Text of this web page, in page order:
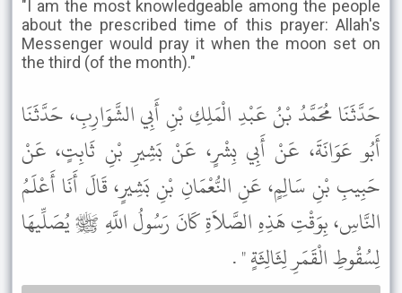
"I am the most knowledgeable among the people
about the prescribed time of this prayer: Allah's
Messenger would pray it when the moon set on
the third (of the month)."
حَدَّثَنَا مُحَمَّدُ بْنُ عَبْدِ الْمَلِكِ بْنِ أَبِي الشَّوَارِبِ، حَدَّثَنَا
أَبُو عَوَانَةَ، عَنْ أَبِي بِشْرٍ، عَنْ بَشِيرِ بْنِ ثَابِتٍ، عَنْ
حَبِيبِ بْنِ سَالِمٍ، عَنِ النُّعْمَانِ بْنِ بَشِيرٍ، قَالَ أَنَا أَعْلَمُ
النَّاسِ، بِوَقْتِ هَذِهِ الصَّلاَةِ كَانَ رَسُولُ اللَّهِ ﷺ يُصَلِّيهَا
لِسُقُوطِ الْقَمَرِ لِثَالِثَةٍ " .